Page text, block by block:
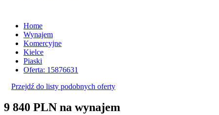
Home
Wynajem
Komercyjne
Kielce
Piaski
Oferta: 15876631
Przejdź do listy podobnych oferty
9 840 PLN na wynajem